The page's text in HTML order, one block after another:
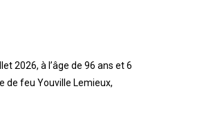
2026, à l’âge de 96 ans et 6
de feu Youville Lemieux,